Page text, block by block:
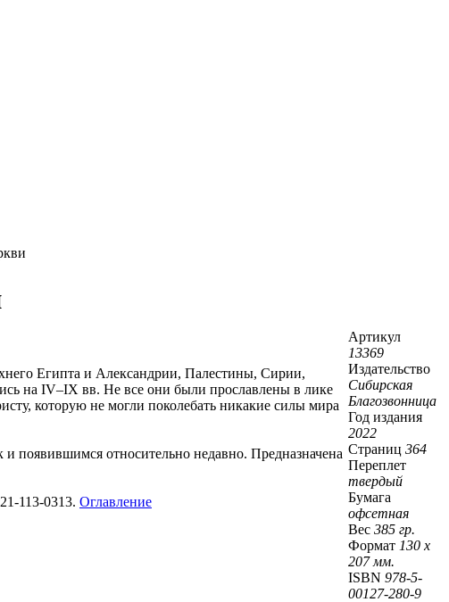
Египта и Александрии, Палестины, Сирии,
на IV–IX вв. Не все они были прославлены в лике
которую не могли поколебать никакие силы мира
появившимся относительно недавно. Предназначена
113-0313. Оглавление
Артикул
13369
Издательство
Сибирская
Благозвонница
Год издания
2022
Страниц 364
Переплет
твердый
Бумага
офсетная
Вес 385 гр.
Формат 130 х
207 мм.
ISBN 978-5-
00127-280-9